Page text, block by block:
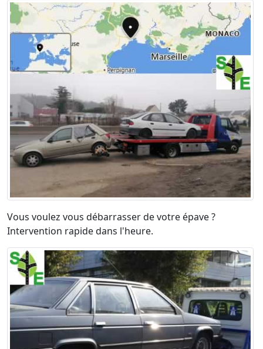
Vous voulez vous débarrasser de votre épave ?
Intervention rapide dans l'heure.